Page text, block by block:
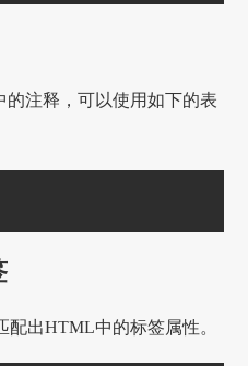
注释，可以使用如下的表
出HTML中的标签属性。